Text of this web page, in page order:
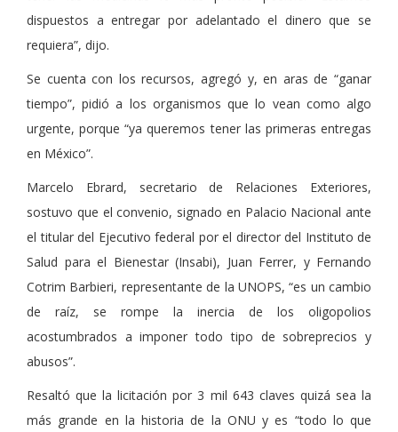
dispuestos a entregar por adelantado el dinero que se
requiera , dijo.
Se cuenta con los recursos, agregó y, en aras de
ganar
tiempo , pidió a los organismos que lo vean como algo
urgente, porque ya queremos tener las primeras entregas
en México .
Marcelo Ebrard, secretario de Relaciones Exteriores,
sostuvo que el convenio, signado en Palacio Nacional ante
el titular del Ejecutivo federal por el director del Instituto de
Salud para el Bienestar (Insabi), Juan Ferrer, y Fernando
Cotrim Barbieri, representante de la UNOPS, es un cambio
de raíz, se rompe la inercia de los oligopolios
acostumbrados a imponer todo tipo de sobreprecios y
abusos .
Resaltó que la licitación por 3 mil 643 claves quizá sea la
más grande en la historia de la ONU y es
todo lo que